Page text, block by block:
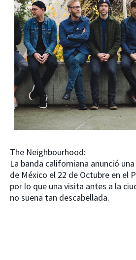
The Neighbourhood:
La banda californiana anunció
de México el 22 de Octubre en el
por lo que una visita antes a la
no suena tan descabellada.